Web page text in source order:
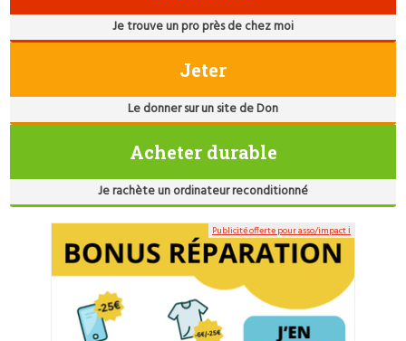
Je trouve un pro près de chez moi
Jeter
Le donner sur un site de Don
Acheter durable
Je rachète un ordinateur reconditionné
Publicité offerte pour asso/impact ℹ